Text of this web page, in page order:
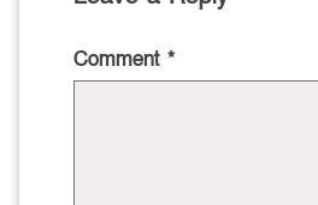
Comment *